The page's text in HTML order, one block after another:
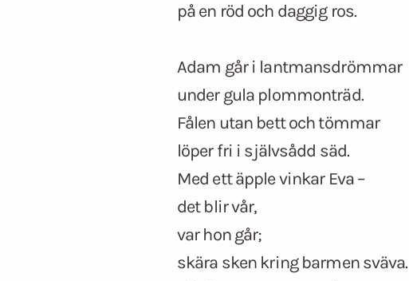
på en röd och daggig ros.
Adam går i lantmansdrömmar
under gula plommonträd.
Fålen utan bett och tömmar
löper fri i självsådd säd.
Med ett äpple vinkar Eva –
det blir vår,
var hon går;
skära sken kring barmen sväva.